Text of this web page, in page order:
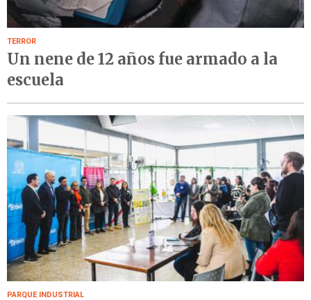
TERROR
Un nene de 12 años fue armado a la
escuela
PARQUE INDUSTRIAL